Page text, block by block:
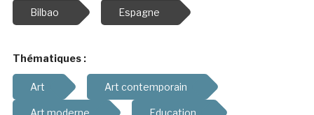
Bilbao Espagne
Thématiques :
Art Art contemporain